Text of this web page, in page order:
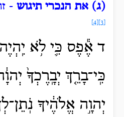
(ג) את הנכרי תיגוש -
ד אֶ֕פֶס כִּ֛י לֹ֥א
כִּֽי־בָרֵ֤ךְ יְבָֽרֶכְךָ֙
יְהוָ֣ה אֱלֹהֶ֔יךָ